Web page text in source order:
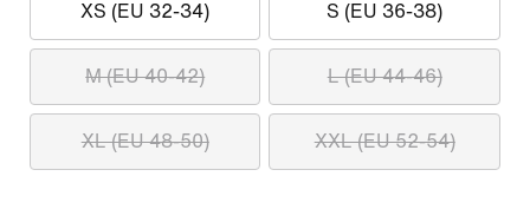
XS (EU 32-34) S (EU 36-38)
M (EU 40-42) L (EU 44-46)
XL (EU 48-50) XXL (EU 52-54)